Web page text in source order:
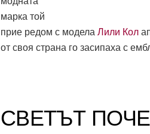
марка той
прие редом с модела Лили Кол
от своя страна го засипаха с
СВЕТЪТ